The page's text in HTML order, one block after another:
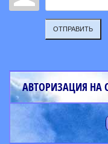
ОТПРАВИТЬ
АВТОРИЗАЦИЯ НА